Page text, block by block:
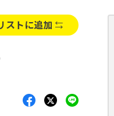
ストに追加